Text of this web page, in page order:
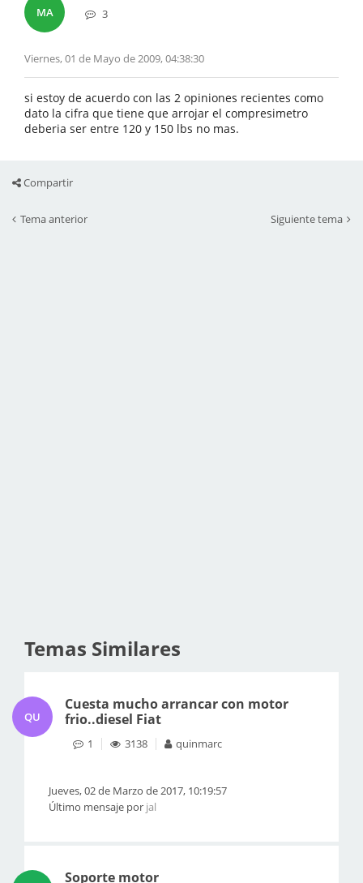
MA 3
Viernes, 01 de Mayo de 2009, 04:38:30
si estoy de acuerdo con las 2 opiniones recientes como
dato la cifra que tiene que arrojar el compresimetro
deberia ser entre 120 y 150 lbs no mas.
Compartir
Tema anterior Siguiente tema
Temas Similares
QU
Cuesta mucho arrancar con motor
frio..diesel Fiat
1 3138 quinmarc
Jueves, 02 de Marzo de 2017, 10:19:57
Último mensaje por jal
Soporte motor